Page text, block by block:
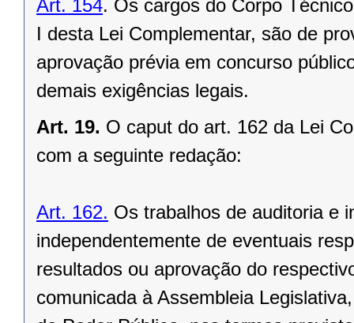
Art. 154. Os cargos do Corpo
I desta Lei Complementar, são de
aprovação prévia em concurso
demais exigências legais.
Art. 19. O caput do art. 162 da Lei
com a seguinte redação:
Art. 162. Os trabalhos de auditoria e
independentemente de eventuais
resultados ou aprovação do
comunicada à Assembleia